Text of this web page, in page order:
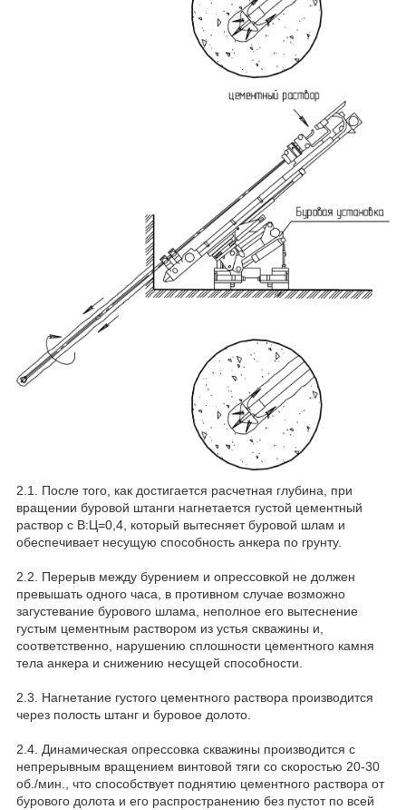
2.1. После того, как достигается расчетная глубина, при
вращении буровой штанги нагнетается густой цементный
раствор с В:Ц=0,4, который вытесняет буровой шлам и
обеспечивает несущую способность анкера по грунту.
2.2. Перерыв между бурением и опрессовкой не должен
превышать одного часа, в противном случае возможно
загустевание бурового шлама, неполное его вытеснение
густым цементным раствором из устья скважины и,
соответственно, нарушению сплошности цементного камня
тела анкера и снижению несущей способности.
2.3. Нагнетание густого цементного раствора производится
через полость штанг и буровое долото.
2.4. Динамическая опрессовка скважины производится с
непрерывным вращением винтовой тяги со скоростью 20-30
об./мин., что способствует поднятию цементного раствора от
бурового долота и его распространению без пустот по всей